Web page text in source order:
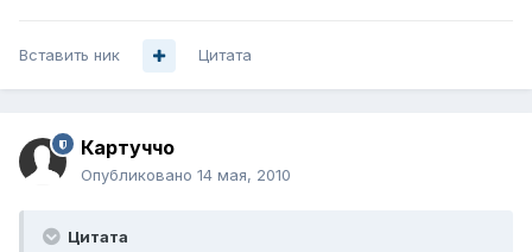
Вставить ник Цитата
Картуччо
Опубликовано 14 мая, 2010
Цитата